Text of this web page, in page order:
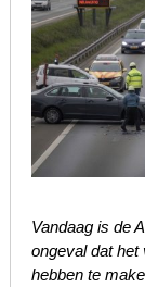
Vandaag is de
ongeval dat het
hebben te